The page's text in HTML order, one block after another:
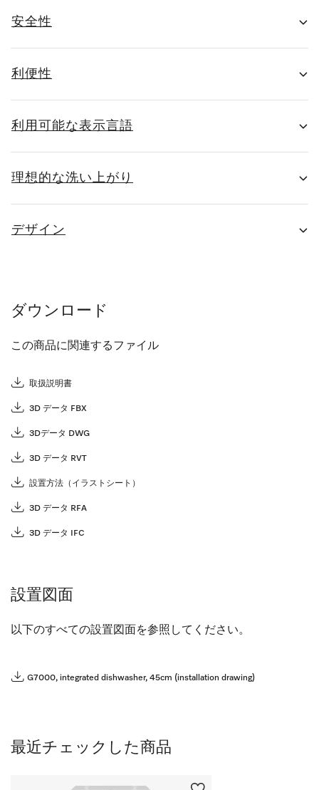
安全性
利便性
利用可能な表示言語
理想的な洗い上がり
デザイン
ダウンロード
この商品に関連するファイル
取扱説明書
3D データ FBX
3Dデータ DWG
3D データ RVT
設置方法（イラストシート）
3D データ RFA
3D データ IFC
設置図面
以下のすべての設置図面を参照してください。
G7000, integrated dishwasher, 45cm (installation drawing)
最近チェックした商品